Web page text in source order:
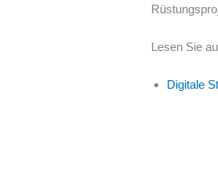
Lesen Sie
Digitale